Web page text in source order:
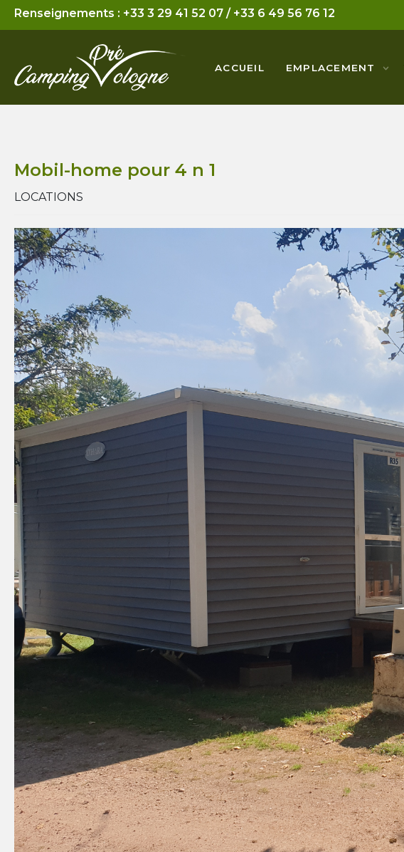
Renseignements : +33 3 29 41 52 07 / +33 6 49 56 76 12
ACCUEIL EMPLACEMENT
Mobil-home pour 4 n 1
LOCATIONS
Mobil-Home
Emplacement
Tarifs Massages
Tarifs Sophrologie